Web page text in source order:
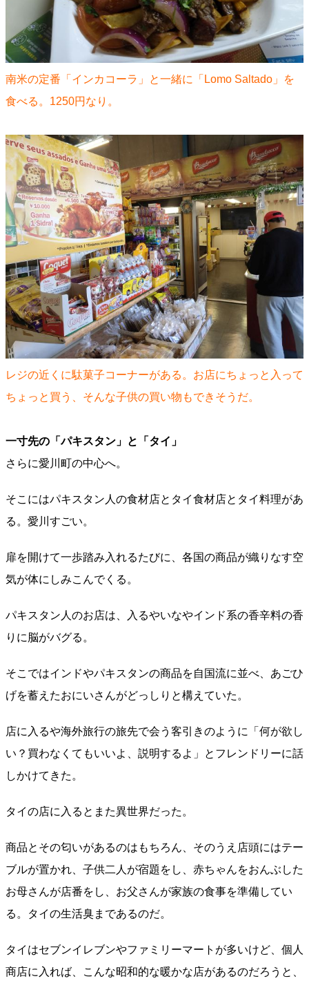
南米の定番「インカコーラ」と一緒に「Lomo Saltado」を
食べる。1250円なり。
レジの近くに駄菓子コーナーがある。お店にちょっと入って
ちょっと買う、そんな子供の買い物もできそうだ。
一寸先の「パキスタン」と「タイ」
さらに愛川町の中心へ。
そこにはパキスタン人の食材店とタイ食材店とタイ料理があ
る。愛川すごい。
扉を開けて一歩踏み入れるたびに、各国の商品が織りなす空
気が体にしみこんでくる。
パキスタン人のお店は、入るやいなやインド系の香辛料の香
りに脳がバグる。
そこではインドやパキスタンの商品を自国流に並べ、あごひ
げを蓄えたおにいさんがどっしりと構えていた。
店に入るや海外旅行の旅先で会う客引きのように「何が欲し
い？買わなくてもいいよ、説明するよ」とフレンドリーに話
しかけてきた。
タイの店に入るとまた異世界だった。
商品とその匂いがあるのはもちろん、そのうえ店頭にはテー
ブルが置かれ、子供二人が宿題をし、赤ちゃんをおんぶした
お母さんが店番をし、お父さんが家族の食事を準備してい
る。タイの生活臭まであるのだ。
タイはセブンイレブンやファミリーマートが多いけど、個人
商店に入れば、こんな昭和的な暖かな店があるのだろうと、